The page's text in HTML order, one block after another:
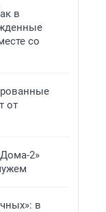
в
со
от
2»
в